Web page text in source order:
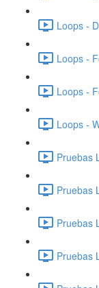
Loops -
Loops -
Loops -
Loops -
Pruebas
Pruebas
Pruebas
Pruebas